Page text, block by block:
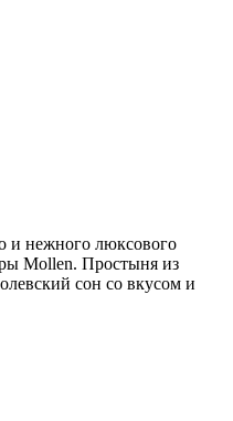
и нежного люксового
Mollen. Простыня из
сон со вкусом и